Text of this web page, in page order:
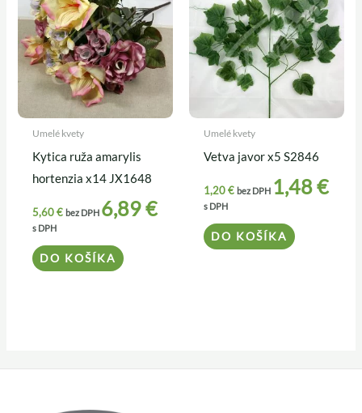
Umelé kvety
Kytica ruža amarylis
hortenzia x14 JX1648
5,60€ bez DPH 6,89€
s DPH
DO KOŠÍKA
Umelé kvety
Vetva javor x5 S2846
1,20€ bez DPH 1,48€
s DPH
DO KOŠÍKA